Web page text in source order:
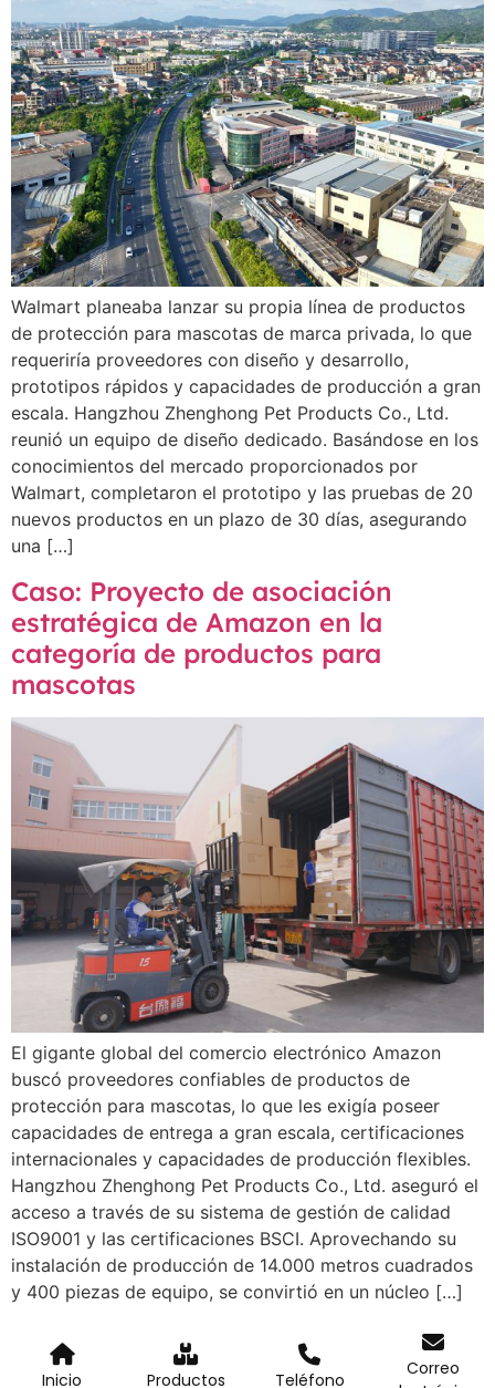
Walmart planeaba lanzar su propia línea de productos
de protección para mascotas de marca privada, lo que
requeriría proveedores con diseño y desarrollo,
prototipos rápidos y capacidades de producción a gran
escala. Hangzhou Zhenghong Pet Products Co., Ltd.
reunió un equipo de diseño dedicado. Basándose en los
conocimientos del mercado proporcionados por
Walmart, completaron el prototipo y las pruebas de 20
nuevos productos en un plazo de 30 días, asegurando
una […]
Caso: Proyecto de asociación
estratégica de Amazon en la
categoría de productos para
mascotas
El gigante global del comercio electrónico Amazon
buscó proveedores confiables de productos de
protección para mascotas, lo que les exigía poseer
capacidades de entrega a gran escala, certificaciones
internacionales y capacidades de producción flexibles.
Hangzhou Zhenghong Pet Products Co., Ltd. aseguró el
acceso a través de su sistema de gestión de calidad
ISO9001 y las certificaciones BSCI. Aprovechando su
instalación de producción de 14.000 metros cuadrados
y 400 piezas de equipo, se convirtió en un núcleo […]
Inicio Productos Teléfono
Correo